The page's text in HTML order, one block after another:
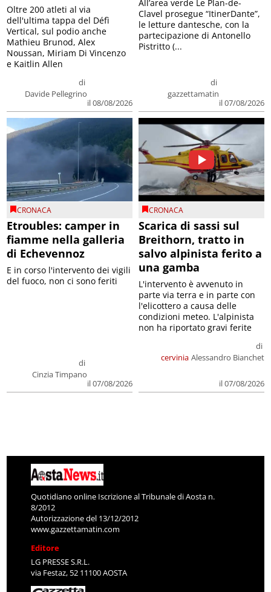
di
Davide Pellegrino
il 08/08/2026
Oltre 200 atleti al via
dell'ultima tappa del Défì
Vertical, sul podio anche
Mathieu Brunod, Alex
Noussan, Miriam Di Vincenzo
e Kaitlin Allen
di
gazzettamatin
il 07/08/2026
All’area verde Le Plan-de-
Clavel prosegue “ItinerDante”,
le letture dantesche, con la
partecipazione di Antonello
Pistritto (...
CRONACA
Etroubles: camper in
fiamme nella galleria
di Echevennoz
di
Cinzia Timpano
il 07/08/2026
E in corso l'intervento dei vigili
del fuoco, non ci sono feriti
CRONACA
Scarica di sassi sul
Breithorn, tratto in
salvo alpinista ferito a
una gamba
cervinia
di
Alessandro Bianchet
il 07/08/2026
L'intervento è avvenuto in
parte via terra e in parte con
l'elicottero a causa delle
condizioni meteo. L'alpinista
non ha riportato gravi ferite
Quotidiano online Iscrizione al Tribunale di Aosta n.
8/2012
Autorizzazione del 13/12/2012
www.gazzettamatin.com
Editore
LG PRESSE S.R.L.
via Festaz, 52 11100 AOSTA